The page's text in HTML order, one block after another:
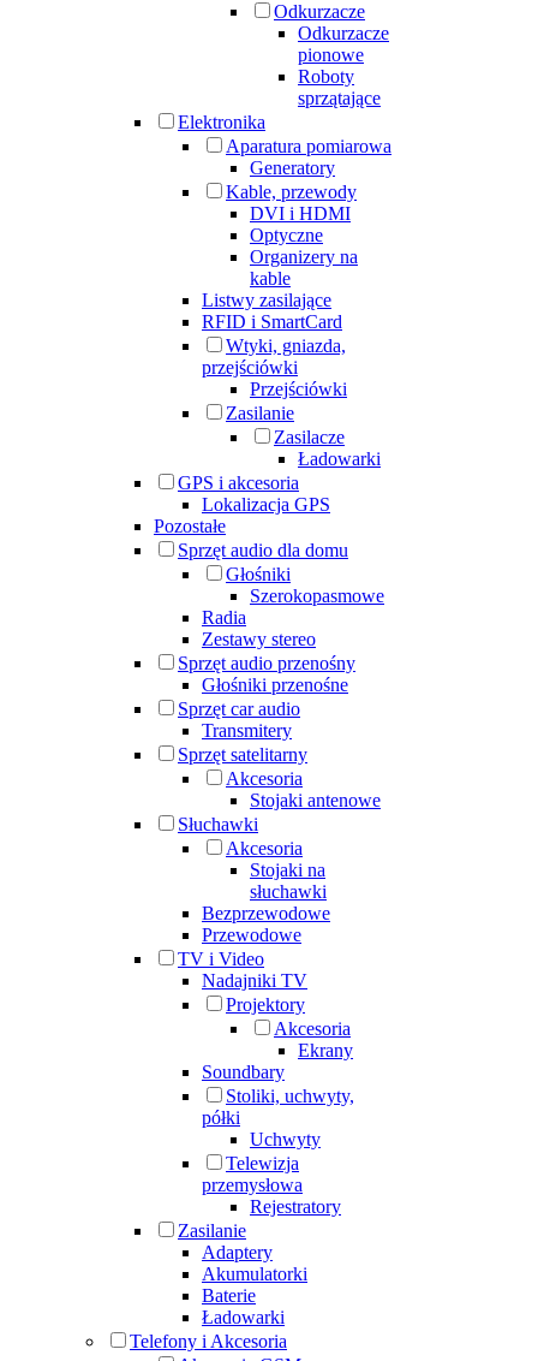
Odkurzacze
Odkurzacze
pionowe
Roboty
sprzątające
Elektronika
Aparatura pomiarowa
Generatory
Kable, przewody
DVI i HDMI
Optyczne
Organizery na
kable
Listwy zasilające
RFID i SmartCard
Wtyki, gniazda,
przejściówki
Przejściówki
Zasilanie
Zasilacze
Ładowarki
GPS i akcesoria
Lokalizacja GPS
Pozostałe
Sprzęt audio dla domu
Głośniki
Szerokopasmowe
Radia
Zestawy stereo
Sprzęt audio przenośny
Głośniki przenośne
Sprzęt car audio
Transmitery
Sprzęt satelitarny
Akcesoria
Stojaki antenowe
Słuchawki
Akcesoria
Stojaki na
słuchawki
Bezprzewodowe
Przewodowe
TV i Video
Nadajniki TV
Projektory
Akcesoria
Ekrany
Soundbary
Stoliki, uchwyty,
półki
Uchwyty
Telewizja
przemysłowa
Rejestratory
Zasilanie
Adaptery
Akumulatorki
Baterie
Ładowarki
Telefony i Akcesoria